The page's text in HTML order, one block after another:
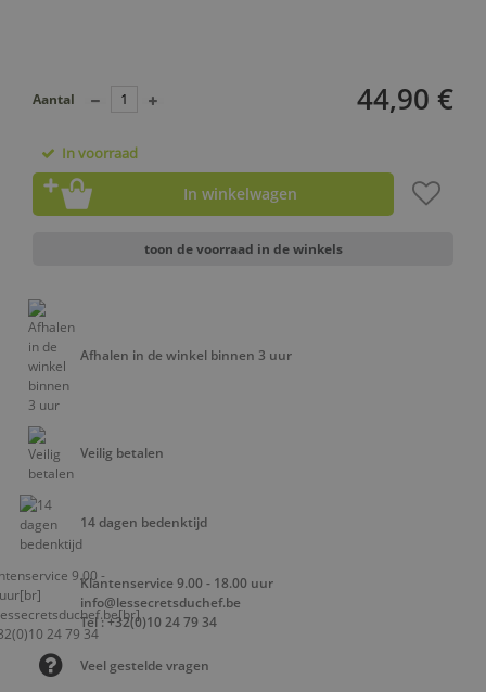
44,90 €
Aantal
In voorraad
In winkelwagen
toon de voorraad in de winkels
Afhalen in de winkel binnen 3 uur
Veilig betalen
14 dagen bedenktijd
Klantenservice 9.00 - 18.00 uur
info@lessecretsduchef.be
Tel : +32(0)10 24 79 34
Veel gestelde vragen